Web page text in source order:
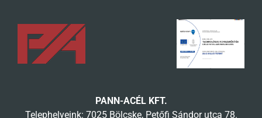
PANN-ACÉL KFT.
Telephelyeink: 7025 Bölcske, Petőfi Sándor utca 78.